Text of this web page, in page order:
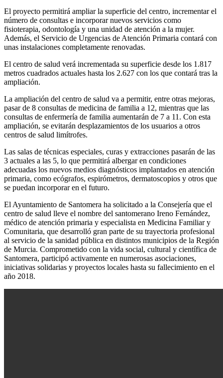
El proyecto permitirá ampliar la superficie del centro, incrementar el
número de consultas e incorporar nuevos servicios como
fisioterapia, odontología y una unidad de atención a la mujer.
Además, el Servicio de Urgencias de Atención Primaria contará con
unas instalaciones completamente renovadas.
El centro de salud verá incrementada su superficie desde los 1.817
metros cuadrados actuales hasta los 2.627 con los que contará tras la
ampliación.
La ampliación del centro de salud va a permitir, entre otras mejoras,
pasar de 8 consultas de medicina de familia a 12, mientras que las
consultas de enfermería de familia aumentarán de 7 a 11. Con esta
ampliación, se evitarán desplazamientos de los usuarios a otros
centros de salud limítrofes.
Las salas de técnicas especiales, curas y extracciones pasarán de las
3 actuales a las 5, lo que permitirá albergar en condiciones
adecuadas los nuevos medios diagnósticos implantados en atención
primaria, como ecógrafos, espirómetros, dermatoscopios y otros que
se puedan incorporar en el futuro.
El Ayuntamiento de Santomera ha solicitado a la Consejería que el
centro de salud lleve el nombre del santomerano Ireno Fernández,
médico de atención primaria y especialista en Medicina Familiar y
Comunitaria, que desarrolló gran parte de su trayectoria profesional
al servicio de la sanidad pública en distintos municipios de la Región
de Murcia. Comprometido con la vida social, cultural y científica de
Santomera, participó activamente en numerosas asociaciones,
iniciativas solidarias y proyectos locales hasta su fallecimiento en el
año 2018.